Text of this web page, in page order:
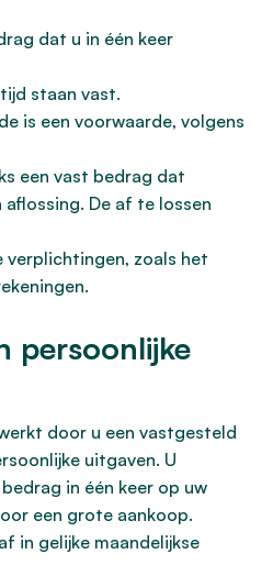
dat u in één keer
staan vast.
is een voorwaarde, volgens
een vast bedrag dat
De af te lossen
verplichtingen, zoals het
persoonlijke
door u een vastgesteld
uitgaven. U
in één keer op uw
een grote aankoop.
in gelijke maandelijkse